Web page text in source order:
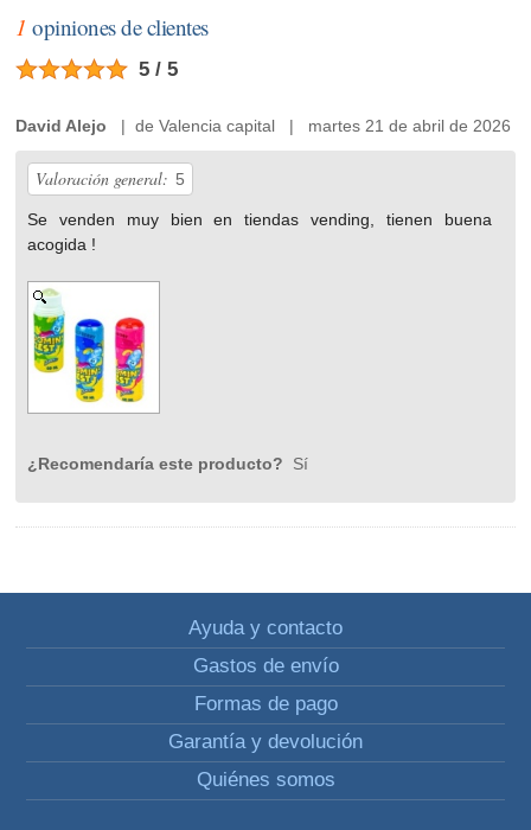
1 opiniones de clientes
5 / 5
David Alejo | de Valencia capital | martes 21 de abril de 2026
Valoración general: 5
Se venden muy bien en tiendas vending, tienen buena
acogida !
¿Recomendaría este producto? Sí
Ayuda y contacto
Gastos de envío
Formas de pago
Garantía y devolución
Quiénes somos